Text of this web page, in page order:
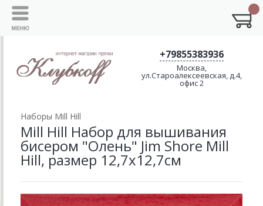
+79855383936
Москва,
ул.Староалексеевская, д.4,
офис 2
Наборы Mill Hill
Mill Hill Набор для вышивания
бисером "Олень" Jim Shore Mill
Hill, размер 12,7х12,7см